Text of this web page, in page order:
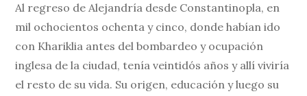
Al regreso de Alejandría desde Constantinopla, en
mil ochocientos ochenta y cinco, donde habían ido
con Khariklia antes del bombardeo y ocupación
inglesa de la ciudad, tenía veintidós años y allí viviría
el resto de su vida. Su origen, educación y luego su